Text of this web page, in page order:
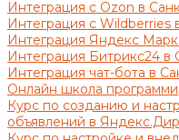
Интеграция с Ozon в
Интеграция с Wildberries
Интеграция Яндекс
Интеграция Битрикс24 в
Интеграция чат-бота в
Онлайн школа
Курс по созданию и
объявлений в